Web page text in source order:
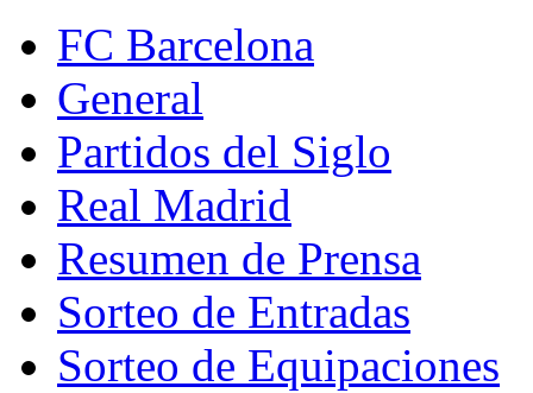
FC Barcelona
General
Partidos del Siglo
Real Madrid
Resumen de Prensa
Sorteo de Entradas
Sorteo de Equipaciones